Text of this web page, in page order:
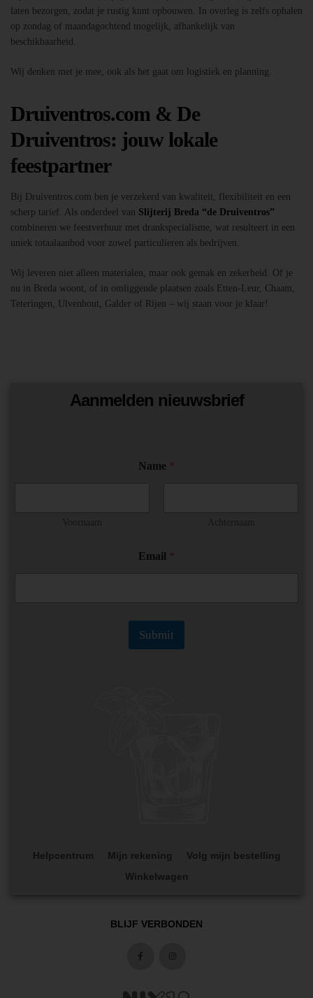
laten bezorgen, zodat je rustig kunt opbouwen. In overleg is zelfs ophalen
op zondag of maandagochtend mogelijk, afhankelijk van
beschikbaarheid.
Wij denken met je mee, ook als het gaat om logistiek en planning.
Druiventros.com & De
Druiventros: jouw lokale
feestpartner
Bij Druiventros.com ben je verzekerd van kwaliteit, flexibiliteit en een
scherp tarief. Als onderdeel van Slijterij Breda “de Druiventros”
combineren we feestverhuur met drankspecialisme, wat resulteert in een
uniek totaalaanbod voor zowel particulieren als bedrijven.
Wij leveren niet alleen materialen, maar ook gemak en zekerheid. Of je
nu in Breda woont, of in omliggende plaatsen zoals Etten-Leur, Chaam,
Teteringen, Ulvenhout, Galder of Rijen – wij staan voor je klaar!
Aanmelden nieuwsbrief
*
Name
Email
Submit
Helpcentrum Mijn rekening
Volg mijn bestelling
Winkelwagen
BLIJF VERBONDEN